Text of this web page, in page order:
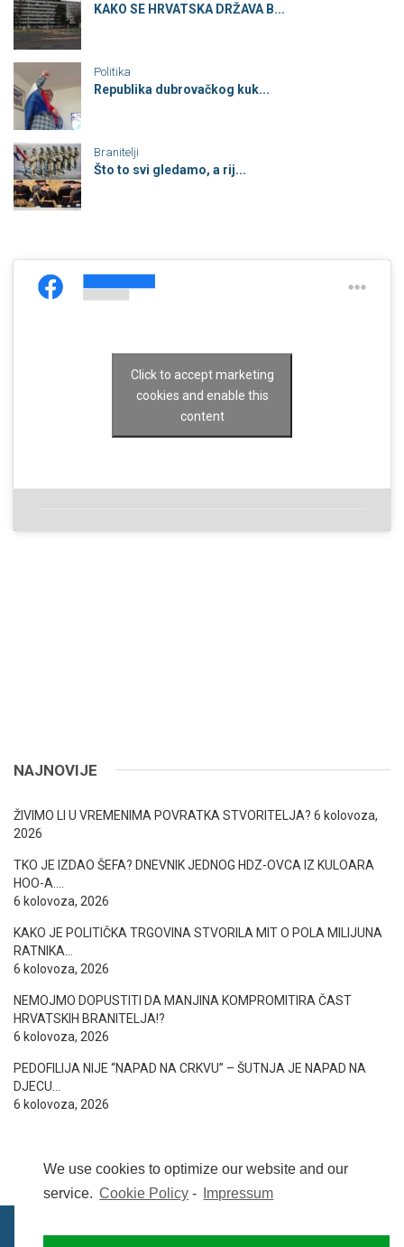
We use cookies to optimize our website and our
service. Cookie Policy - Impressum
KAKO SE HRVATSKA DRŽAVA B...
Politika
Republika dubrovačkog kuk...
Branitelji
Što to svi gledamo, a rij...
Click to accept marketing
cookies and enable this
content
NAJNOVIJE
ŽIVIMO LI U VREMENIMA POVRATKA STVORITELJA? 6 kolovoza,
2026
TKO JE IZDAO ŠEFA? DNEVNIK JEDNOG HDZ-OVCA IZ KULOARA
HOO-A….
6 kolovoza, 2026
KAKO JE POLITIČKA TRGOVINA STVORILA MIT O POLA MILIJUNA
RATNIKA…
6 kolovoza, 2026
NEMOJMO DOPUSTITI DA MANJINA KOMPROMITIRA ČAST
HRVATSKIH BRANITELJA!?
6 kolovoza, 2026
PEDOFILIJA NIJE “NAPAD NA CRKVU” – ŠUTNJA JE NAPAD NA
DJECU…
6 kolovoza, 2026